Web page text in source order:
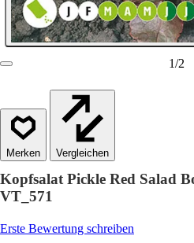
1/2
Vergleichen
Kopfsalat Pickle Red Salad
VT_571
Erste Bewertung schreiben